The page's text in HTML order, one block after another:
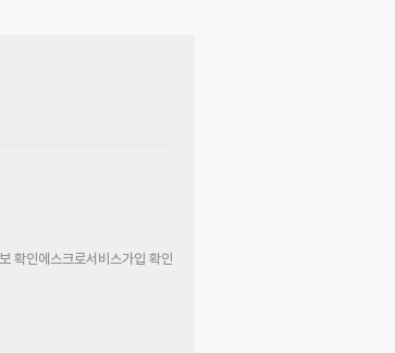
확인에스크로서비스가입 확인